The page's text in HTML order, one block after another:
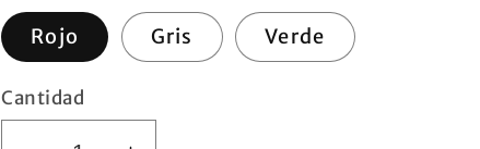
Rojo Gris Verde
Cantidad